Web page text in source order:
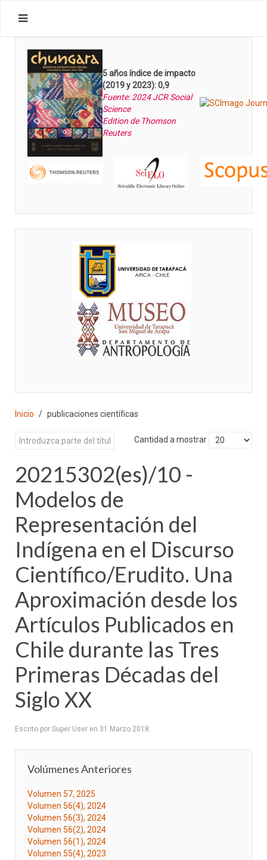
5 años índice de impacto
(2019 y 2023): 0,9
Fuente: 2024 JCR Social
Science
Edition de Thomson
Reuters
Inicio publicaciones científicas
Cantidad a mostrar
20215302(es)/10 -
Modelos de
Representación del
Indígena en el Discurso
Científico/Erudito. Una
Aproximación desde los
Artículos Publicados en
Chile durante las Tres
Primeras Décadas del
Siglo XX
Escrito por Super User en 31 Marzo 2018.
Volúmenes Anteriores
Volumen 57, 2025
Volumen 56(4), 2024
Volumen 56(3), 2024
Volumen 56(2), 2024
Volumen 56(1), 2024
Volumen 55(4), 2023